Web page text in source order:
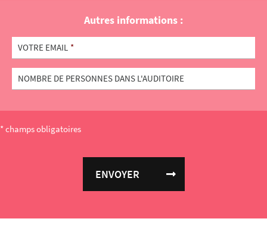
Autres informations :
VOTRE EMAIL *
NOMBRE DE PERSONNES DANS L'AUDITOIRE
* champs obligatoires
ENVOYER